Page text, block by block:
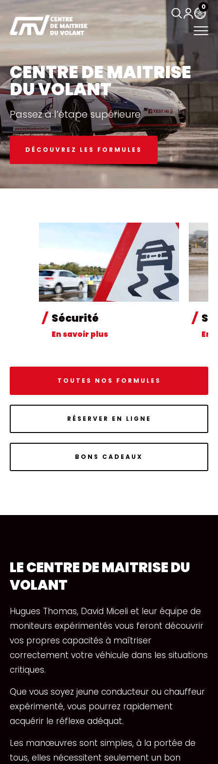
0
CENTRE DE MAITRISE
DU VOLANT
Passez à l’étape supérieure
DÉCOUVREZ LES FORMULES
Sécurité
En savoir plus En
TOUTES NOS FORMULES
RÉSERVER EN LIGNE
BONS CADEAUX
LE CENTRE DE MAITRISE DU
VOLANT
Hugues Thomas, David Miceli et leur équipe de
moniteurs expérimentés vous feront découvrir
vos propres capacités à maîtriser
correctement votre véhicule dans les situations
critiques.
Que vous soyez jeune conducteur ou chauffeur
expérimenté, vous pourrez rapidement
acquérir le réflexe adéquat.
Les manœuvres sont simples, à la portée de
tous, elles nécessitent seulement un bon